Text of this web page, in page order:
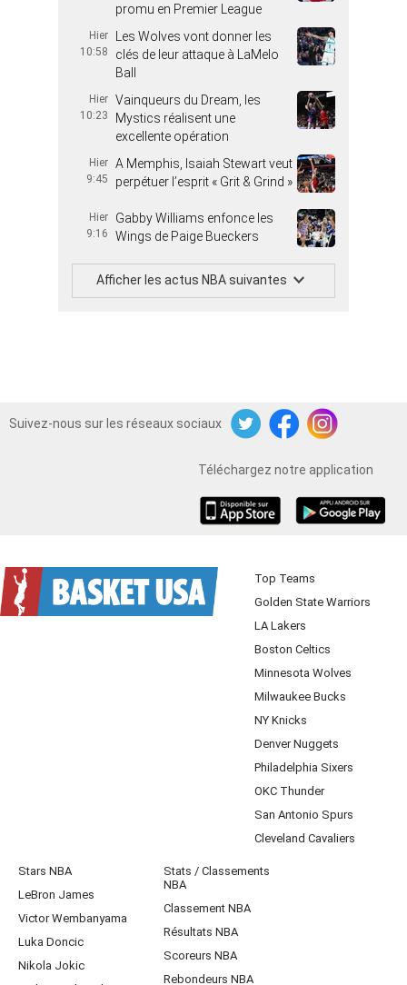
promu en Premier League
Hier
10:58
Les Wolves vont donner les
clés de leur attaque à LaMelo
Ball
Hier
10:23
Vainqueurs du Dream, les
Mystics réalisent une
excellente opération
Hier
9:45
A Memphis, Isaiah Stewart veut
perpétuer l’esprit « Grit & Grind »
Hier
9:16
Gabby Williams enfonce les
Wings de Paige Bueckers
Afficher les actus NBA suivantes
Suivez-nous sur les réseaux sociaux
TwitterFacebookInstagram
Téléchargez notre application
Top Teams
Golden State Warriors
LA Lakers
Boston Celtics
Minnesota Wolves
Milwaukee Bucks
NY Knicks
Denver Nuggets
Philadelphia Sixers
OKC Thunder
San Antonio Spurs
Cleveland Cavaliers
Stars NBA
LeBron James
Victor Wembanyama
Luka Doncic
Nikola Jokic
Stats / Classements
NBA
Classement NBA
Résultats NBA
Scoreurs NBA
Rebondeurs NBA